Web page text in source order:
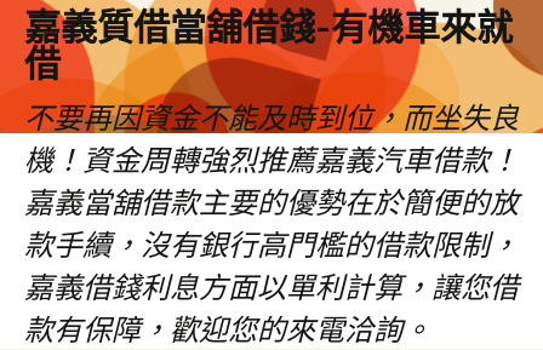
嘉義質借當舖借錢-有機車來就
借
不要再因資金不能及時到位，而坐失良
機！資金周轉強烈推薦嘉義汽車借款！
嘉義當舖借款主要的優勢在於簡便的放
款手續，沒有銀行高門檻的借款限制，
嘉義借錢利息方面以單利計算，讓您借
款有保障，歡迎您的來電洽詢。